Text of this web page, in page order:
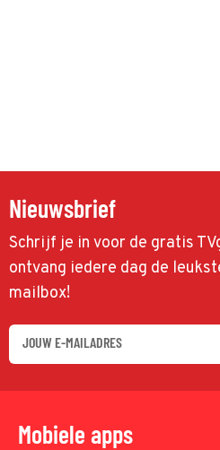
Nieuwsbrief
Schrijf je in voor de gratis
ontvang iedere dag de
mailbox!
Mobiele apps